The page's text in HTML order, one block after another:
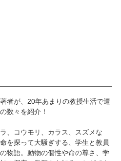
者が、20年あまりの教授生活で遭
数々を紹介！
、コウモリ、カラス、スズメな
を探って大騒ぎする、学生と教員
物語。動物の個性や命の尊さ、学